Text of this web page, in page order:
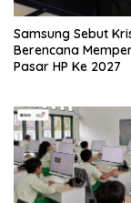
Samsung Sebut
Berencana
Pasar HP Ke 2027